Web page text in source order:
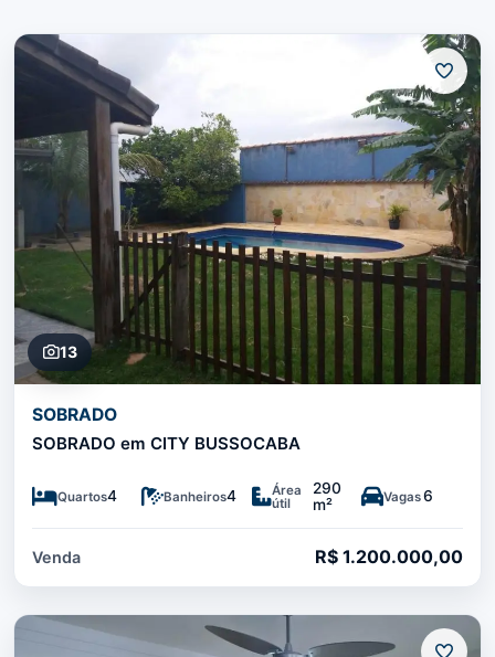
13
SOBRADO
SOBRADO em CITY BUSSOCABA
Quartos4 Banheiros4
Área
útil
290
m²
Vagas6
Venda R$ 1.200.000,00